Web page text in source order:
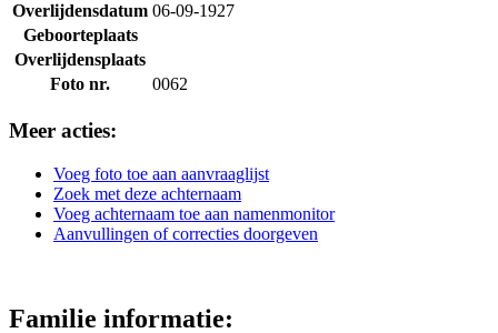
Overlijdensdatum 06-09-1927
Geboorteplaats
Overlijdensplaats
Foto nr.
0062
Meer acties:
Voeg foto toe aan aanvraaglijst
Zoek met deze achternaam
Voeg achternaam toe aan namenmonitor
Aanvullingen of correcties doorgeven
Familie informatie: